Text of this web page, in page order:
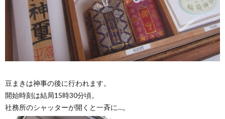
豆まきは神事の後に行われます。
開始時刻は結局15時30分頃。
社務所のシャッターが開くと一斉に…。